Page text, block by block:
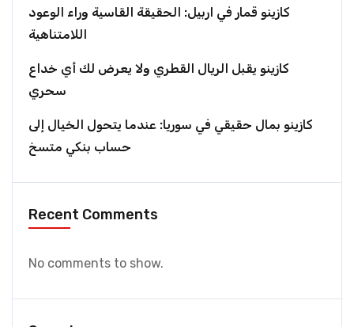
كازينو قمار في اربيل: الحقيقة القاسية وراء الوعود
اللامتناهية
كازينو يقبل الريال القطري ولا يعرض لك أي خداع
سحري
كازينو بمال حقيقي في سوريا: عندما يتحول الخيال إلى
حساب بنكي متسخ
Recent Comments
No comments to show.